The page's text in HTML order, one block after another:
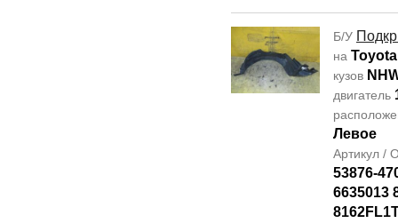
Б/У
на
кузов
двигатель
Левое
Артикул /
53876-
6635013